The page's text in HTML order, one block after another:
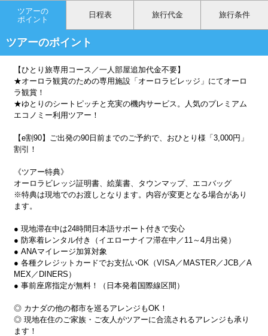
ツアーの
ポイント
日程表 旅行代金 旅行条件
ツアーのポイント
【ひとり旅専用コース／一人部屋追加代金不要】
★オーロラ観賞のための専用施設「オーロラビレッジ」にてオーロ
ラ観賞！
★ゆとりのシートピッチと充実の機内サービス。人気のプレミアム
エコノミー利用ツアー！
【e割90】ご出発の90日前までのご予約で、おひとり様「3,000円」
割引！
《ツアー特典》
オーロラビレッジ証明書、絵葉書、タウンマップ、エコバッグ
※特典は現地でのお渡しとなります。内容が変更となる場合があり
ます。
● 現地滞在中は24時間日本語サポート付きで安心
● 防寒着レンタル付き（イエローナイフ滞在中／11～4月出発）
● ANAマイレージ加算対象
● 各種クレジットカードでお支払いOK（VISA／MASTER／JCB／A
MEX／DINERS）
● 事前座席指定が無料！（日本発着国際線区間）
◎ カナダの他の都市を巡るアレンジもOK！
◎ 現地在住のご家族・ご友人がツアーに合流されるアレンジも承り
ます！